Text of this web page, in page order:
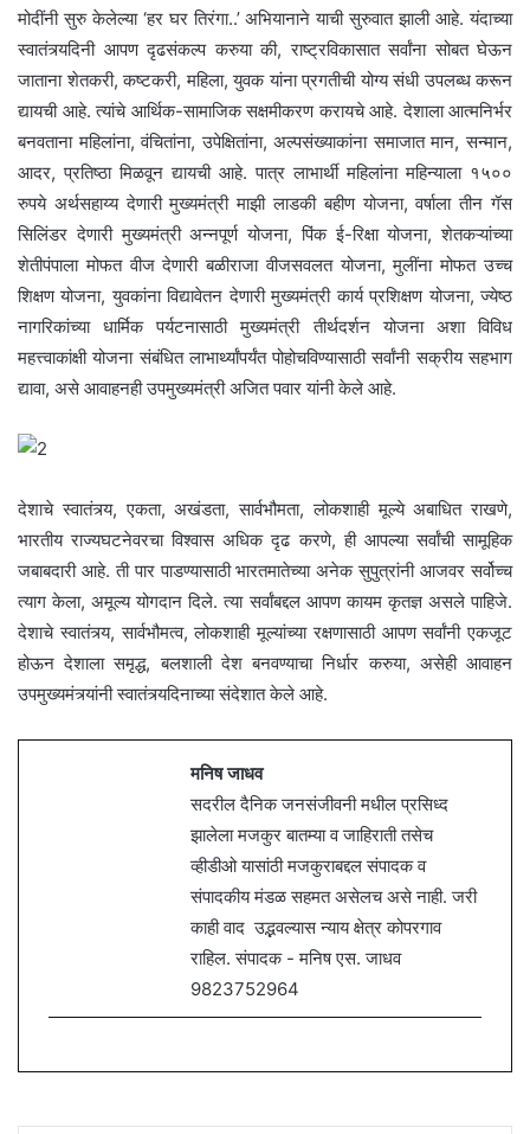
मोदींनी सुरु केलेल्या ‘हर घर तिरंगा..’ अभियानाने याची सुरुवात झाली आहे. यंदाच्या
स्वातंत्र्यदिनी आपण दृढसंकल्प करुया की, राष्ट्रविकासात सर्वांना सोबत घेऊन
जाताना शेतकरी, कष्टकरी, महिला, युवक यांना प्रगतीची योग्य संधी उपलब्ध करून
द्यायची आहे. त्यांचे आर्थिक-सामाजिक सक्षमीकरण करायचे आहे. देशाला आत्मनिर्भर
बनवताना महिलांना, वंचितांना, उपेक्षितांना, अल्पसंख्याकांना समाजात मान, सन्मान,
आदर, प्रतिष्ठा मिळवून द्यायची आहे. पात्र लाभार्थी महिलांना महिन्याला १५००
रुपये अर्थसहाय्य देणारी मुख्यमंत्री माझी लाडकी बहीण योजना, वर्षाला तीन गॅस
सिलिंडर देणारी मुख्यमंत्री अन्नपूर्ण योजना, पिंक ई-रिक्षा योजना, शेतकऱ्यांच्या
शेतीपंपाला मोफत वीज देणारी बळीराजा वीजसवलत योजना, मुलींना मोफत उच्च
शिक्षण योजना, युवकांना विद्यावेतन देणारी मुख्यमंत्री कार्य प्रशिक्षण योजना, ज्येष्ठ
नागरिकांच्या धार्मिक पर्यटनासाठी मुख्यमंत्री तीर्थदर्शन योजना अशा विविध
महत्त्वाकांक्षी योजना संबंधित लाभार्थ्यांपर्यंत पोहोचविण्यासाठी सर्वांनी सक्रीय सहभाग
द्यावा, असे आवाहनही उपमुख्यमंत्री अजित पवार यांनी केले आहे.
देशाचे स्वातंत्र्य, एकता, अखंडता, सार्वभौमता, लोकशाही मूल्ये अबाधित राखणे,
भारतीय राज्यघटनेवरचा विश्वास अधिक दृढ करणे, ही आपल्या सर्वांची सामूहिक
जबाबदारी आहे. ती पार पाडण्यासाठी भारतमातेच्या अनेक सुपुत्रांनी आजवर सर्वोच्च
त्याग केला, अमूल्य योगदान दिले. त्या सर्वांबद्दल आपण कायम कृतज्ञ असले पाहिजे.
देशाचे स्वातंत्र्य, सार्वभौमत्व, लोकशाही मूल्यांच्या रक्षणासाठी आपण सर्वांनी एकजूट
होऊन देशाला समृद्ध, बलशाली देश बनवण्याचा निर्धार करुया, असेही आवाहन
उपमुख्यमंत्र्यांनी स्वातंत्र्यदिनाच्या संदेशात केले आहे.
मनिष जाधव
सदरील दैनिक जनसंजीवनी मधील प्रसिध्द
झालेला मजकुर बातम्या व जाहिराती तसेच
व्हीडीओ यासांठी मजकुराबद्दल संपादक व
संपादकीय मंडळ सहमत असेलच असे नाही. जरी
काही वाद उद्भवल्यास न्याय क्षेत्र कोपरगाव
राहिल. संपादक - मनिष एस. जाधव
9823752964